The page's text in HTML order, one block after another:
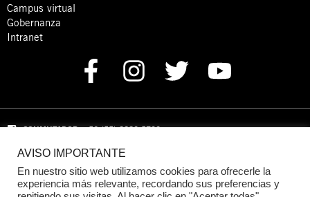
Campus virtual
Gobernanza
Intranet
CONMUTADOR: +52 (55) 8880 5730
Domicilio: Calle Hércules 13,
Benito Juárez, C.P. 03940 Ciudad de México, CDMX
AVISO IMPORTANTE
En nuestro sitio web utilizamos cookies para ofrecerle la
experiencia más relevante, recordando sus preferencias y